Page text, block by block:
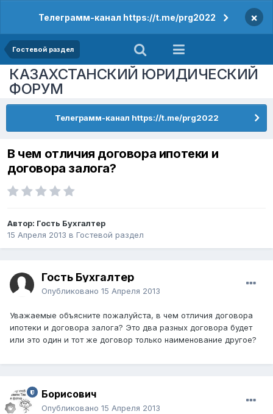
Телеграмм-канал https://t.me/prg2022 ×
Гостевой раздел
КАЗАХСТАНСКИЙ ЮРИДИЧЕСКИЙ
ФОРУМ
Телеграмм-канал https://t.me/prg2022
В чем отличия договора ипотеки и
договора залога?
Автор: Гость Бухгалтер
15 Апреля 2013 в Гостевой раздел
Гость Бухгалтер
Опубликовано 15 Апреля 2013
Уважаемые объясните пожалуйста, в чем отличия договора
ипотеки и договора залога? Это два разных договора будет
или это один и тот же договор только наименование другое?
Борисович
Опубликовано 15 Апреля 2013